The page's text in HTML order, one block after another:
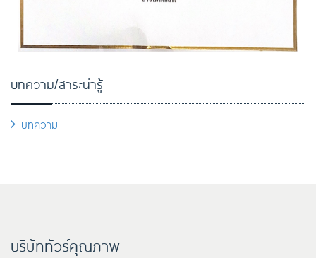
บทความ/สาระน่ารู้
บทความ
บริษัททัวร์คุณภาพ